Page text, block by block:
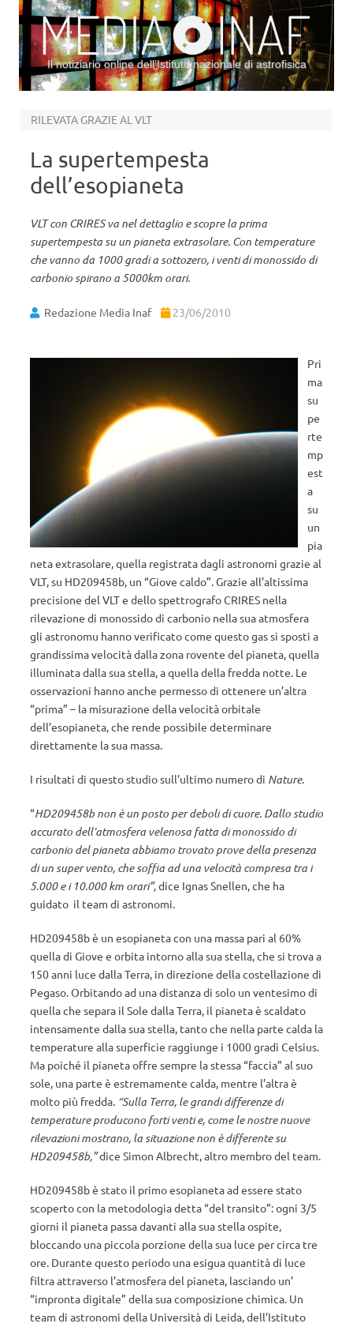
Il notiziario online dell’Istituto nazionale di astrofisica
RILEVATA GRAZIE AL VLT
La supertempesta
dell’esopianeta
VLT con CRIRES va nel dettaglio e scopre la prima
supertempesta su un pianeta extrasolare. Con temperature
che vanno da 1000 gradi a sottozero, i venti di monossido di
carbonio spirano a 5000km orari.
Redazione Media Inaf 23/06/2010
Pri
ma
su
pe
rte
mp
est
a
su
un
pia
neta extrasolare, quella registrata dagli astronomi grazie al
VLT, su HD209458b, un “Giove caldo”. Grazie all’altissima
precisione del VLT e dello spettrografo CRIRES nella
rilevazione di monossido di carbonio nella sua atmosfera
gli astronomu hanno verificato come questo gas si sposti a
grandissima velocità dalla zona rovente del pianeta, quella
illuminata dalla sua stella, a quella della fredda notte. Le
osservazioni hanno anche permesso di ottenere un’altra
“prima” – la misurazione della velocità orbitale
dell’esopianeta, che rende possibile determinare
direttamente la sua massa.
I risultati di questo studio sull’ultimo numero di Nature.
“HD209458b non è un posto per deboli di cuore. Dallo studio
accurato dell’atmosfera velenosa fatta di monossido di
carbonio del pianeta abbiamo trovato prove della presenza
di un super vento, che soffia ad una velocità compresa tra i
5.000 e i 10.000 km orari”,dice Ignas Snellen, che ha
guidato il team di astronomi.
HD209458b è un esopianeta con una massa pari al 60%
quella di Giove e orbita intorno alla sua stella, che si trova a
150 anni luce dalla Terra, in direzione della costellazione di
Pegaso. Orbitando ad una distanza di solo un ventesimo di
quella che separa il Sole dalla Terra, il pianeta è scaldato
intensamente dalla sua stella, tanto che nella parte calda la
temperature alla superficie raggiunge i 1000 gradi Celsius.
Ma poiché il pianeta offre sempre la stessa “faccia” al suo
sole, una parte è estremamente calda, mentre l’altra è
molto più fredda. “Sulla Terra, le grandi differenze di
temperature producono forti venti e, come le nostre nuove
rilevazioni mostrano, la situazione non è differente su
HD209458b,”dice Simon Albrecht, altro membro del team.
HD209458b è stato il primo esopianeta ad essere stato
scoperto con la metodologia detta “del transito”: ogni 3/5
giorni il pianeta passa davanti alla sua stella ospite,
bloccando una piccola porzione della sua luce per circa tre
ore. Durante questo periodo una esigua quantità di luce
filtra attraverso l’atmosfera del pianeta, lasciando un’
“impronta digitale” della sua composizione chimica. Un
team di astronomi della Università di Leida, dell’Istituto